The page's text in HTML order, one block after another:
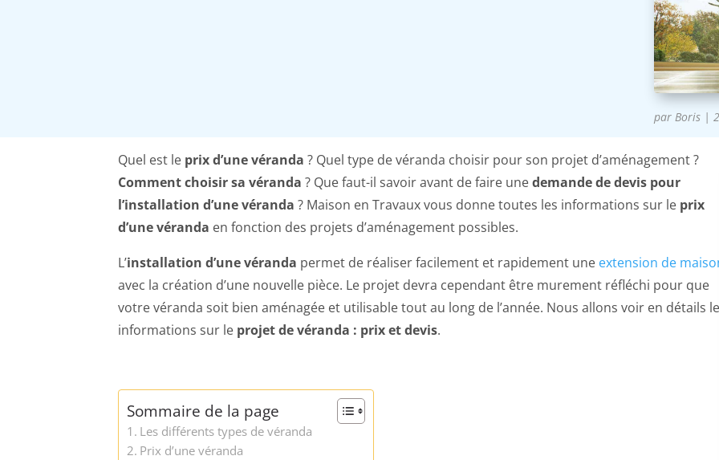
par Boris|
Quel est le prix d’une véranda ? Quel type de véranda choisir pour son projet d’aménagement ?
Comment choisir sa véranda ? Que faut-il savoir avant de faire unedemande de devis pour
l’installation d’une véranda ? Maison en Travaux vous donne toutes les informations sur le prix
d’une véranda en fonction des projets d’aménagement possibles.
L’installation d’une véranda permet de réaliser facilement et rapidement une extension de
avec la création d’une nouvelle pièce. Le projet devra cependant être murement réfléchi pour que
votre véranda soit bien aménagée et utilisable tout au long de l’année. Nous allons voir en détails
informations sur le projet de véranda : prix et devis.
Sommaire de la page
Les différents types de véranda
Prix d’une véranda